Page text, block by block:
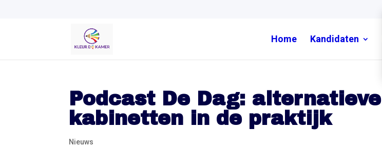
Home Kandidaten
Podcast De Dag: alternatieve
kabinetten in de praktijk
Nieuws